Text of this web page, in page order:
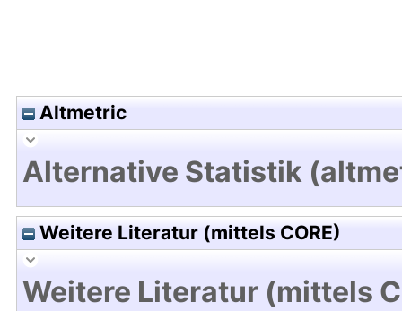
Altmetric
Alternative Statistik
Weitere Literatur (mittels CORE)
Weitere Literatur (mittels